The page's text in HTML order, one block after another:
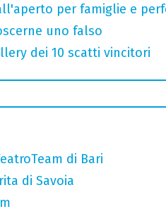
per famiglie e
uno falso
dei 10 scatti vincitori
di Bari
di Savoia